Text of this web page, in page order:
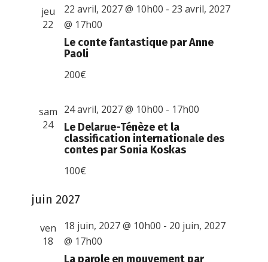
jeu
22
Le conte fantastique par Anne
Paoli
22 avril, 2027 @ 10h00 - 23 avril, 2027
@ 17h00
200€
sam
24
Le Delarue-Ténèze et la
classification internationale des
contes par Sonia Koskas
24 avril, 2027 @ 10h00 - 17h00
100€
juin 2027
ven
18
La parole en mouvement par
18 juin, 2027 @ 10h00 - 20 juin, 2027
@ 17h00